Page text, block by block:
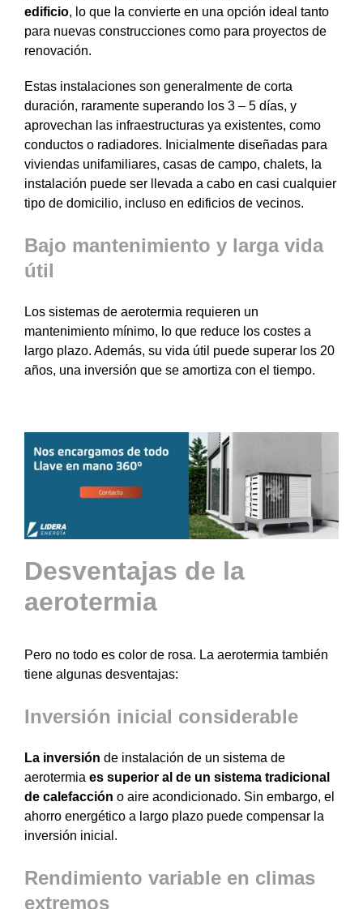
edificio, lo que la convierte en una opción ideal tanto
para nuevas construcciones como para proyectos de
renovación.
Estas instalaciones son generalmente de corta
duración, raramente superando los 3 – 5 días, y
aprovechan las infraestructuras ya existentes, como
conductos o radiadores. Inicialmente diseñadas para
viviendas unifamiliares, casas de campo, chalets, la
instalación puede ser llevada a cabo en casi cualquier
tipo de domicilio, incluso en edificios de vecinos.
Bajo mantenimiento y larga vida
útil
Los sistemas de aerotermia requieren un
mantenimiento mínimo, lo que reduce los costes a
largo plazo. Además, su vida útil puede superar los 20
años, una inversión que se amortiza con el tiempo.
Desventajas de la
aerotermia
Pero no todo es color de rosa. La aerotermia también
tiene algunas desventajas:
Inversión inicial considerable
La inversión de instalación de un sistema de
aerotermia es superior al de un sistema tradicional
de calefacción o aire acondicionado. Sin embargo, el
ahorro energético a largo plazo puede compensar la
inversión inicial.
Rendimiento variable en climas
extremos